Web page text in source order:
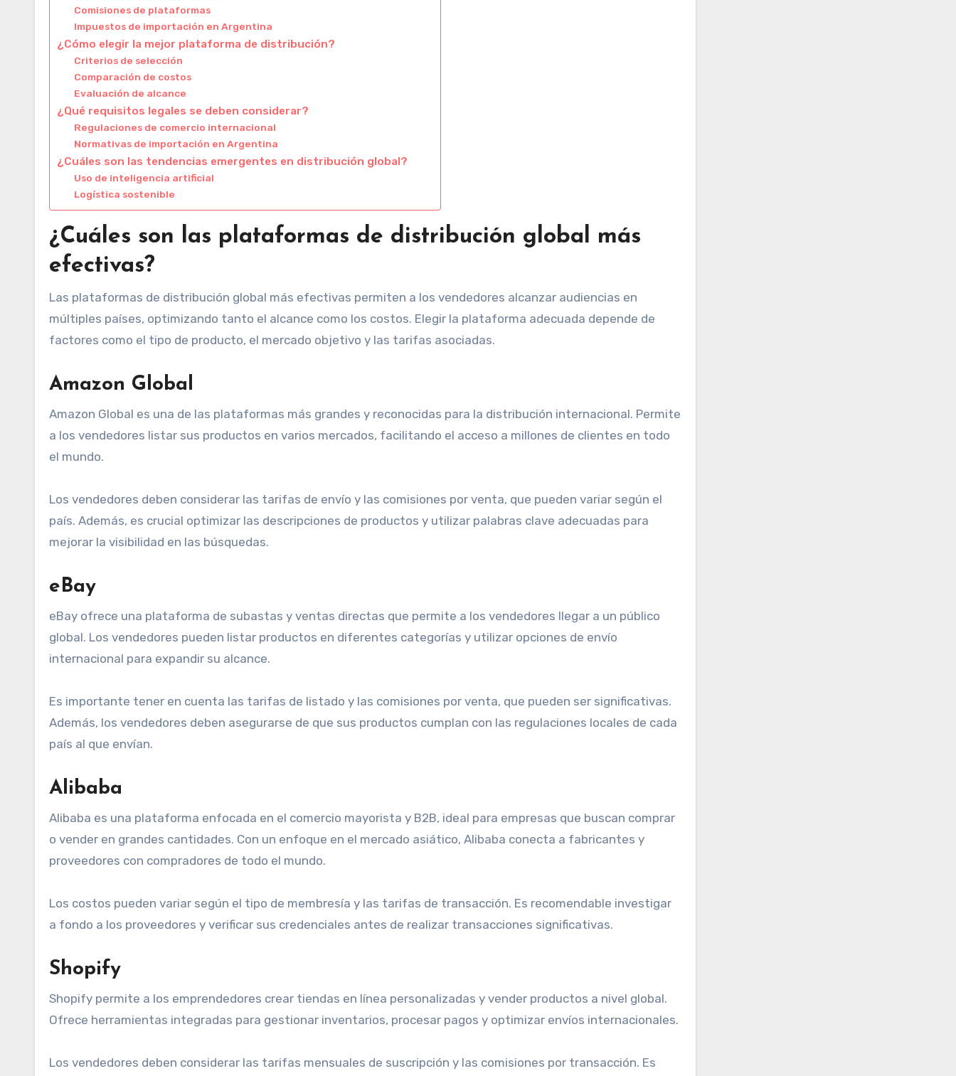
Comisiones de plataformas
Impuestos de importación en Argentina
¿Cómo elegir la mejor plataforma de distribución?
Criterios de selección
Comparación de costos
Evaluación de alcance
¿Qué requisitos legales se deben considerar?
Regulaciones de comercio internacional
Normativas de importación en Argentina
¿Cuáles son las tendencias emergentes en distribución global?
Uso de inteligencia artificial
Logística sostenible
¿Cuáles son las plataformas de distribución global más
efectivas?
Las plataformas de distribución global más efectivas permiten a los vendedores alcanzar audiencias en
múltiples países, optimizando tanto el alcance como los costos. Elegir la plataforma adecuada depende de
factores como el tipo de producto, el mercado objetivo y las tarifas asociadas.
Amazon Global
Amazon Global es una de las plataformas más grandes y reconocidas para la distribución internacional. Permite
a los vendedores listar sus productos en varios mercados, facilitando el acceso a millones de clientes en todo
el mundo.
Los vendedores deben considerar las tarifas de envío y las comisiones por venta, que pueden variar según el
país. Además, es crucial optimizar las descripciones de productos y utilizar palabras clave adecuadas para
mejorar la visibilidad en las búsquedas.
eBay
eBay ofrece una plataforma de subastas y ventas directas que permite a los vendedores llegar a un público
global. Los vendedores pueden listar productos en diferentes categorías y utilizar opciones de envío
internacional para expandir su alcance.
Es importante tener en cuenta las tarifas de listado y las comisiones por venta, que pueden ser significativas.
Además, los vendedores deben asegurarse de que sus productos cumplan con las regulaciones locales de cada
país al que envían.
Alibaba
Alibaba es una plataforma enfocada en el comercio mayorista y B2B, ideal para empresas que buscan comprar
o vender en grandes cantidades. Con un enfoque en el mercado asiático, Alibaba conecta a fabricantes y
proveedores con compradores de todo el mundo.
Los costos pueden variar según el tipo de membresía y las tarifas de transacción. Es recomendable investigar
a fondo a los proveedores y verificar sus credenciales antes de realizar transacciones significativas.
Shopify
Shopify permite a los emprendedores crear tiendas en línea personalizadas y vender productos a nivel global.
Ofrece herramientas integradas para gestionar inventarios, procesar pagos y optimizar envíos internacionales.
Los vendedores deben considerar las tarifas mensuales de suscripción y las comisiones por transacción. Es